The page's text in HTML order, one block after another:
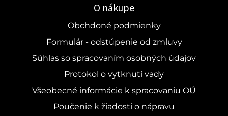
O nákupe
Obchdoné podmienky
Formulár - odstúpenie od zmluvy
Súhlas so spracovaním osobných údajov
Protokol o vytknutí vady
Všeobecné informácie k spracovaniu OÚ
Poučenie k žiadosti o nápravu